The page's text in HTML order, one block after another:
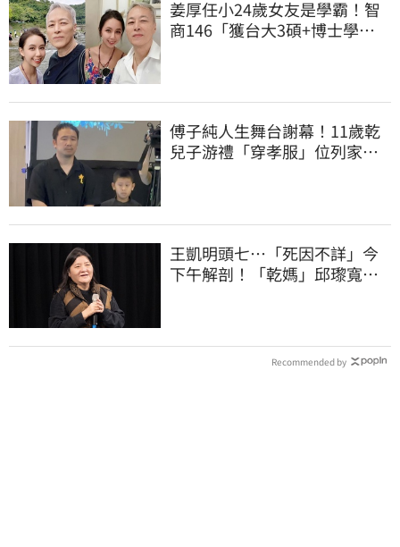
姜厚任小24歲女友是學霸！智
商146「獲台大3碩+博士學
傅子純人生舞台謝幕！11歲乾
兒子游禮「穿孝服」位列家
王凱明頭七…「死因不詳」今
下午解剖！「乾媽」邱瓈寬出
Recommended by